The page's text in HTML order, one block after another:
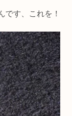
です、これを！